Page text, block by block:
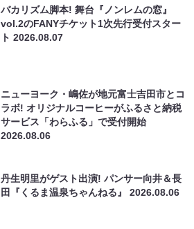
バカリズム脚本! 舞台『ノンレムの窓』
vol.2のFANYチケット1次先行受付スター
ト2026.08.07
ニューヨーク・嶋佐が地元富士吉田市とコ
ラボ! オリジナルコーヒーがふるさと納税
サービス「わらふる」で受付開始
2026.08.06
丹生明里がゲスト出演! パンサー向井＆長
田『くるま温泉ちゃんねる』2026.08.06